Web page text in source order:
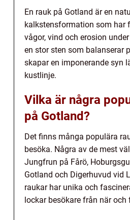
En rauk på Gotland är en
kalkstensformation som har
vågor, vind och erosion
en stor sten som balanserar
skapar en imponerande syn
kustlinje.
Vilka är några
på Gotland?
Det finns många populära
besöka. Några av de mest
Jungfrun på Fårö,
Gotland och Digerhuvud vid
raukar har unika och
lockar besökare från när och